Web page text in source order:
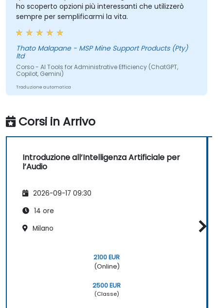
ho scoperto opzioni più interessanti che utilizzerò
sempre per semplificarmi la vita.
Thato Malapane - MSP Mine Support Products (Pty)
ltd
Corso - AI Tools for Administrative Efficiency (ChatGPT,
Copilot, Gemini)
Traduzione automatica
Corsi in Arrivo
Introduzione all’Intelligenza Artificiale per
l’Audio
2026-09-17 09:30
14 ore
Milano
2100 EUR
(Online)
2500 EUR
(Classe)